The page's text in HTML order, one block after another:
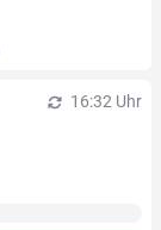
16:32 Uhr